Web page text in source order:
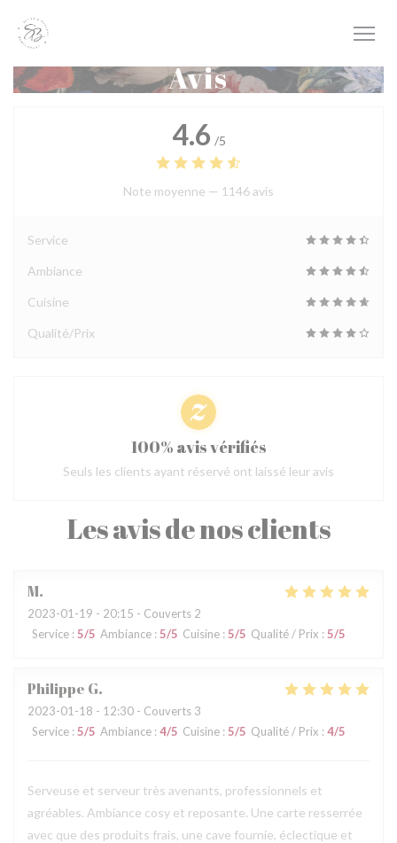
Avis
Les avis de nos clients
M
2023-01-19 - 20:15 - Couverts 2
Service : 5/5 Ambiance : 5/5 Cuisine : 5/5 Qualité / Prix : 5/5
Philippe G
2023-01-18 - 12:30 - Couverts 3
Service : 5/5 Ambiance : 4/5 Cuisine : 5/5 Qualité / Prix : 4/5
Serveuse et serveur très avenants, professionnels et
agréables. Ambiance cosy et reposante. Une carte resserrée
avec que des produits frais, une cave fournie, éclectique et
4.6 /5
Note moyenne — 1146 avis
Service
Ambiance
Cuisine
Qualité/Prix
100% avis vérifiés
Seuls les clients ayant réservé ont laissé leur avis